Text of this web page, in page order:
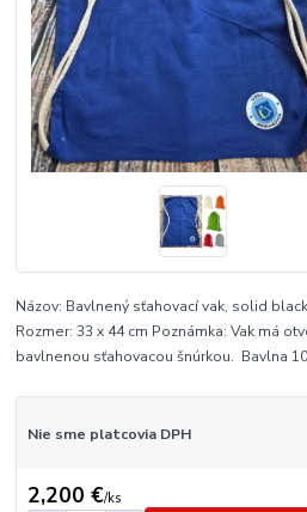
Názov: Bavlnený sťahovací vak, solid
Rozmer: 33 x 44 cm Poznámka: Vak má
bavlnenou sťahovacou šnúrkou. Bavlna
Nie sme platcovia DPH
2,200 €/ks